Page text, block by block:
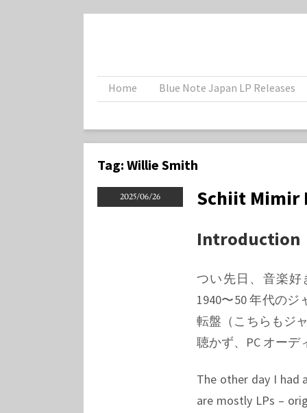
Home Blue Note Japan LP Releases
Tag: Willie Smith
2025/06/26 Schiit Mimir
Introduction
つい先日、音楽
1940〜50 年代の
転盤（こちらもジ
聴かず、PC オー
The other day I had
are mostly LPs –